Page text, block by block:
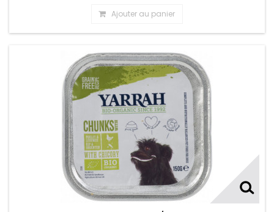
Ajouter au panier